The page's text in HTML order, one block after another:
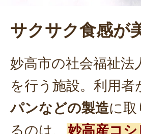
サクサク食感が
妙高市の社会福祉法
を行う施設。利用
パンなどの製造に取
るのは、 妙高産コ